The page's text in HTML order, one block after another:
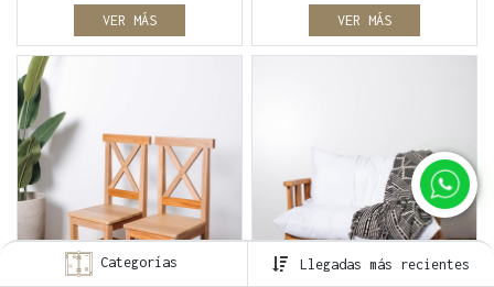
Categorías Llegadas más recientes
VER MÁS
VER MÁS